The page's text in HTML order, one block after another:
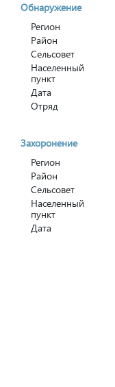
Обнаружение
Регион
Район
Сельсовет
Населенный
пункт
Дата
Отряд
Захоронение
Регион
Район
Сельсовет
Населенный
пункт
Дата